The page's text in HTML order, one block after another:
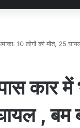
10 लोगों की मौत, 25
कार में
, बम